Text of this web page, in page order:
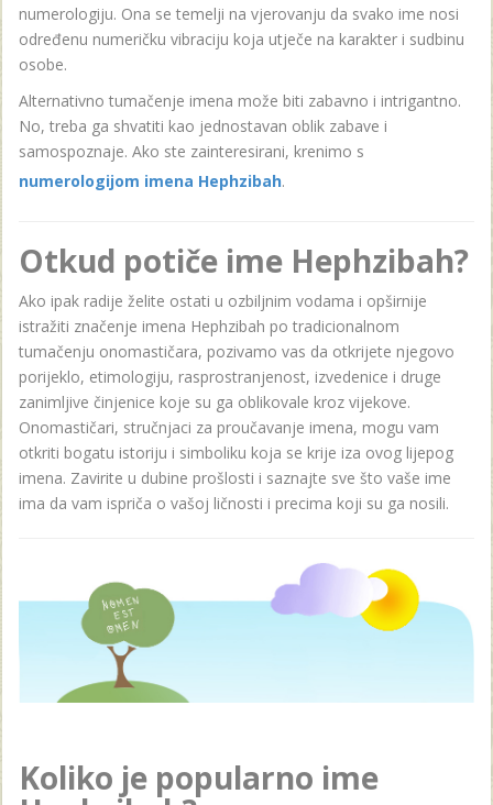
numerologiju. Ona se temelji na vjerovanju da svako ime nosi
određenu numeričku vibraciju koja utječe na karakter i sudbinu
osobe.
Alternativno tumačenje imena može biti zabavno i intrigantno.
No, treba ga shvatiti kao jednostavan oblik zabave i
samospoznaje. Ako ste zainteresirani, krenimo s
numerologijom imena Hephzibah.
Otkud potiče ime Hephzibah?
Ako ipak radije želite ostati u ozbiljnim vodama i opširnije
istražiti značenje imena Hephzibah po tradicionalnom
tumačenju onomastičara, pozivamo vas da otkrijete njegovo
porijeklo, etimologiju, rasprostranjenost, izvedenice i druge
zanimljive činjenice koje su ga oblikovale kroz vijekove.
Onomastičari, stručnjaci za proučavanje imena, mogu vam
otkriti bogatu istoriju i simboliku koja se krije iza ovog lijepog
imena. Zavirite u dubine prošlosti i saznajte sve što vaše ime
ima da vam ispriča o vašoj ličnosti i precima koji su ga nosili.
Koliko je popularno ime